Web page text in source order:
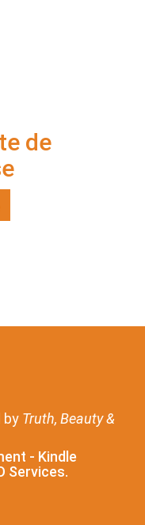
de
by Truth, Beauty &
- Kindle
Services.